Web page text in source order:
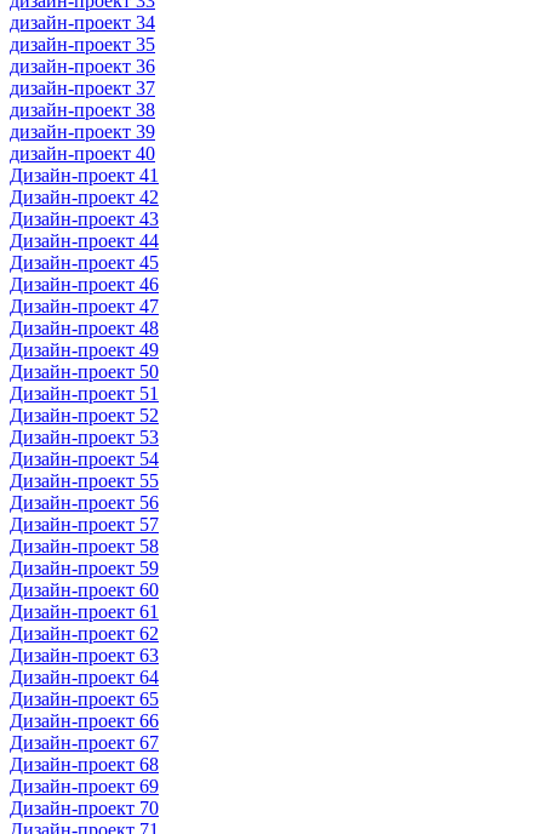
дизайн-проект 34
дизайн-проект 35
дизайн-проект 36
дизайн-проект 37
дизайн-проект 38
дизайн-проект 39
дизайн-проект 40
Дизайн-проект 41
Дизайн-проект 42
Дизайн-проект 43
Дизайн-проект 44
Дизайн-проект 45
Дизайн-проект 46
Дизайн-проект 47
Дизайн-проект 48
Дизайн-проект 49
Дизайн-проект 50
Дизайн-проект 51
Дизайн-проект 52
Дизайн-проект 53
Дизайн-проект 54
Дизайн-проект 55
Дизайн-проект 56
Дизайн-проект 57
Дизайн-проект 58
Дизайн-проект 59
Дизайн-проект 60
Дизайн-проект 61
Дизайн-проект 62
Дизайн-проект 63
Дизайн-проект 64
Дизайн-проект 65
Дизайн-проект 66
Дизайн-проект 67
Дизайн-проект 68
Дизайн-проект 69
Дизайн-проект 70
Дизайн-проект 71